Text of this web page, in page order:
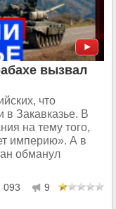
вызвал
что
в Закавказье. В
на тему того,
империю». А в
обманул
093 9